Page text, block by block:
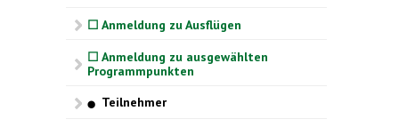
☐ Anmeldung zu Ausflügen
☐ Anmeldung zu ausgewählten
Programmpunkten
⬤ Teilnehmer